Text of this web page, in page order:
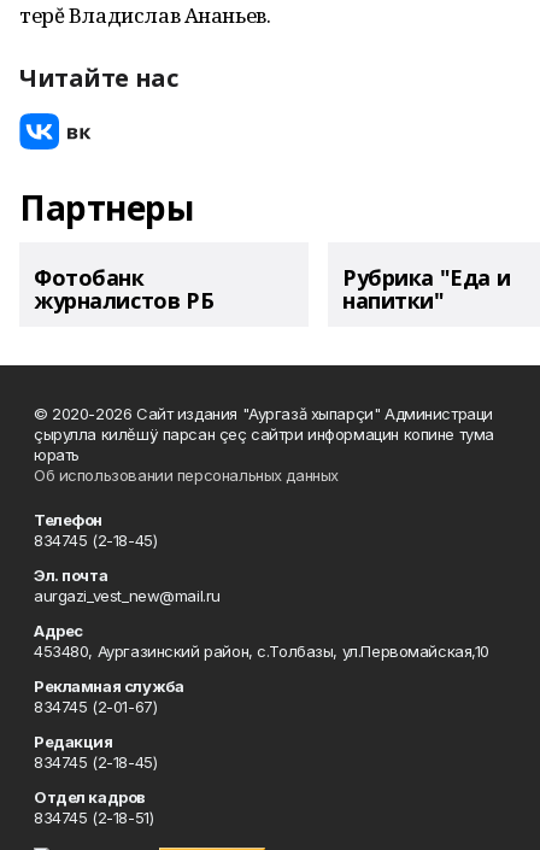
терĕ Владислав Ананьев.
Читайте нас
Партнеры
Фотобанк
журналистов РБ
Рубрика "Еда и
напитки"
© 2020-2026 Сайт издания "Аургазă хыпарçи" Администраци
çырулла килĕшÿ парсан çеç сайтри информацин копине тума
юрать
Об использовании персональных данных
Телефон
834745 (2-18-45)
Эл. почта
aurgazi_vest_new@mail.ru
Адрес
453480, Аургазинский район, с.Толбазы, ул.Первомайская,10
Рекламная служба
834745 (2-01-67)
Редакция
834745 (2-18-45)
Отдел кадров
834745 (2-18-51)